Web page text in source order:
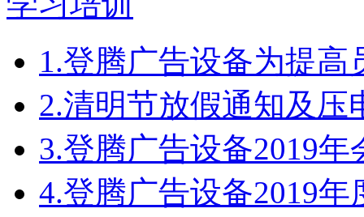
1.登腾广告设备为提高
2.清明节放假通知及压
3.登腾广告设备2019
4.登腾广告设备2019